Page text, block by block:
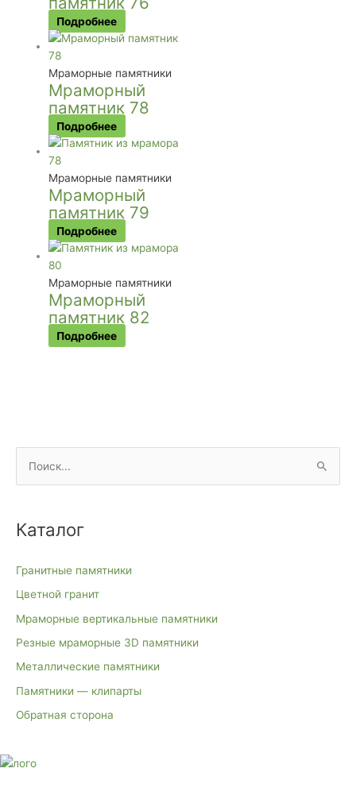
с
:
Каталог
Гранитные памятники
Цветной гранит
Мраморные вертикальные памятники
Резные мраморные 3D памятники
Металлические памятники
Памятники — клипарты
Обратная сторона
Подробнее
Мраморные памятники
Мраморный
памятник 78
Подробнее
Мраморные памятники
Мраморный
памятник 79
Подробнее
Мраморные памятники
Мраморный
памятник 82
Подробнее